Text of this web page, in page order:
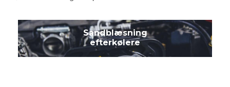
Sandblæsning
efterkølere